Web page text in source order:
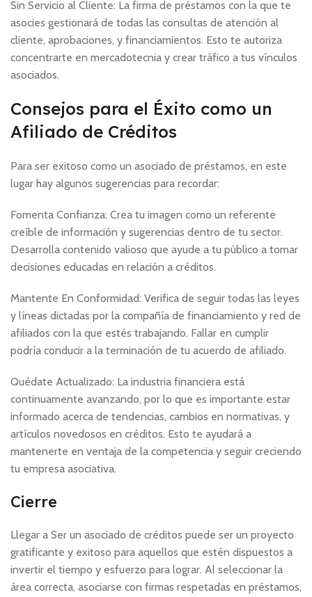
Sin Servicio al Cliente: La firma de préstamos con la que te
asocies gestionará de todas las consultas de atención al
cliente, aprobaciones, y financiamientos. Esto te autoriza
concentrarte en mercadotecnia y crear tráfico a tus vínculos
asociados.
Consejos para el Éxito como un
Afiliado de Créditos
Para ser exitoso como un asociado de préstamos, en este
lugar hay algunos sugerencias para recordar:
Fomenta Confianza: Crea tu imagen como un referente
creíble de información y sugerencias dentro de tu sector.
Desarrolla contenido valioso que ayude a tu público a tomar
decisiones educadas en relación a créditos.
Mantente En Conformidad: Verifica de seguir todas las leyes
y líneas dictadas por la compañía de financiamiento y red de
afiliados con la que estés trabajando. Fallar en cumplir
podría conducir a la terminación de tu acuerdo de afiliado.
Quédate Actualizado: La industria financiera está
continuamente avanzando, por lo que es importante estar
informado acerca de tendencias, cambios en normativas, y
artículos novedosos en créditos. Esto te ayudará a
mantenerte en ventaja de la competencia y seguir creciendo
tu empresa asociativa.
Cierre
Llegar a Ser un asociado de créditos puede ser un proyecto
gratificante y exitoso para aquellos que estén dispuestos a
invertir el tiempo y esfuerzo para lograr. Al seleccionar la
área correcta, asociarse con firmas respetadas en préstamos,